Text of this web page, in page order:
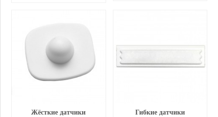
Жёсткие датчики Гибкие датчики